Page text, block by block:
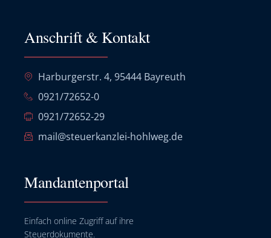
Anschrift & Kontakt
Harburgerstr. 4, 95444 Bayreuth
0921/72652-0
0921/72652-29
mail@steuerkanzlei-hohlweg.de
Mandantenportal
Einfach online Zugriff auf ihre
Steuerdokumente.